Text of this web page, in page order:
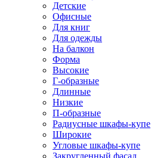
Детские
Офисные
Для книг
Для одежды
На балкон
Форма
Высокие
Г-образные
Длинные
Низкие
П-образные
Радиусные шкафы-купе
Широкие
Угловые шкафы-купе
Закругленный фасад